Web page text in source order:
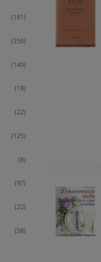
(181)
(250)
(140)
(18)
(22)
(125)
(8)
(97)
(22)
(58)